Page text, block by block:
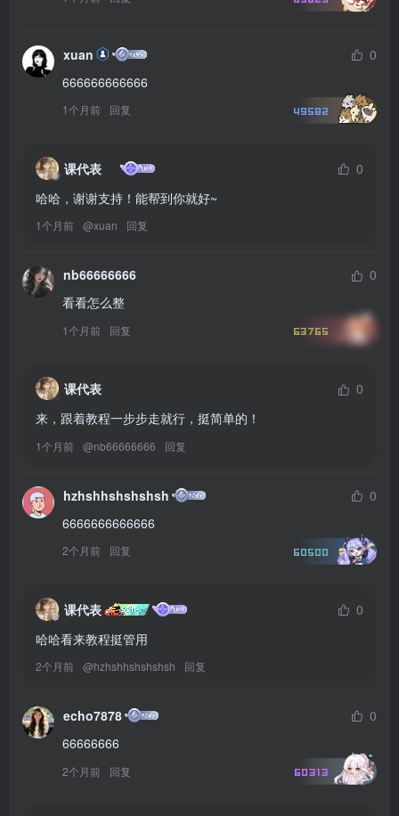
xuan
0
666666666666
1个月前 回复 49582
课代表
0
哈哈，谢谢支持！能帮到你就好~
1个月前 @xuan 回复
nb66666666
0
看看怎么整
1个月前 回复 63765
课代表
0
来，跟着教程一步步走就行，挺简单的！
1个月前 @nb66666666 回复
hzhshhshshshsh
0
6666666666666
2个月前 回复 60500
课代表
0
哈哈看来教程挺管用
2个月前 @hzhshhshshshsh 回复
echo7878
0
66666666
2个月前 回复 60313